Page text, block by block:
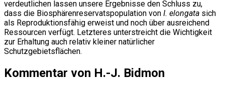
verdeutlichen lassen unsere Ergebnisse den Schluss zu,
dass die Biosphärenreservatspopulation von I. elongata sich
als Reproduktionsfähig erweist und noch über ausreichend
Ressourcen verfügt. Letzteres unterstreicht die Wichtigkeit
zur Erhaltung auch relativ kleiner natürlicher
Schutzgebietsflächen.
Kommentar von H.-J. Bidmon